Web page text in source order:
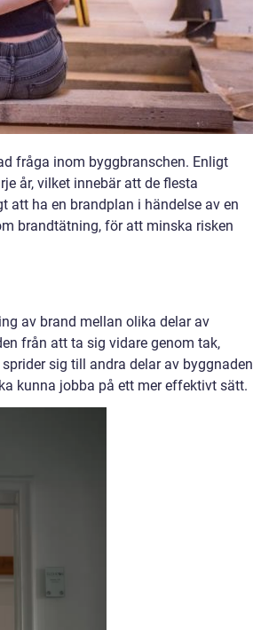
fråga inom byggbranschen. Enligt
år, vilket innebär att de flesta
att ha en brandplan i händelse av en
brandtätning, för att minska risken
av brand mellan olika delar av
från att ta sig vidare genom tak,
sig till andra delar av byggnaden
kunna jobba på ett mer effektivt sätt.